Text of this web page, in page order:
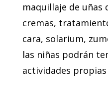
maquillaje de uñas
cremas,
cara, solarium,
las niñas podrán
actividades propias